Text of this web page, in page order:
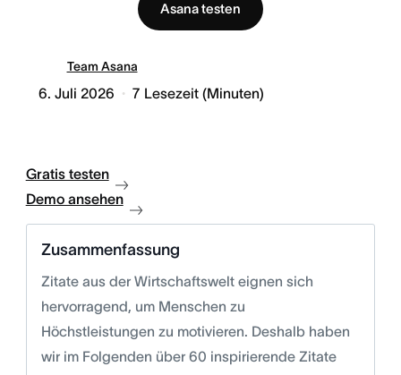
Asana testen
Team Asana
6. Juli 2026 7 Lesezeit (Minuten)
Gratis testen
Demo ansehen
Zusammenfassung
Zitate aus der Wirtschaftswelt eignen sich
hervorragend, um Menschen zu
Höchstleistungen zu motivieren. Deshalb haben
wir im Folgenden über 60 inspirierende Zitate